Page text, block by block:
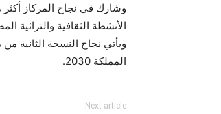
الأنشطة الثقافية والتراثية
ويأتي نجاح النسخة الثانية
المملكة 2030.
Next article